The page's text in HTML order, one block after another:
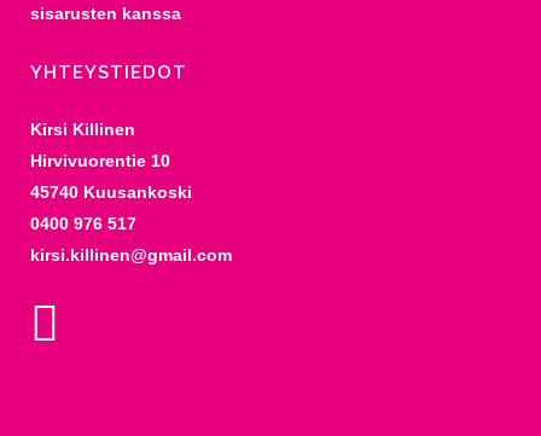
sisarusten kanssa
YHTEYSTIEDOT
Kirsi Killinen
Hirvivuorentie 10
45740 Kuusankoski
0400 976 517
kirsi.killinen@gmail.com